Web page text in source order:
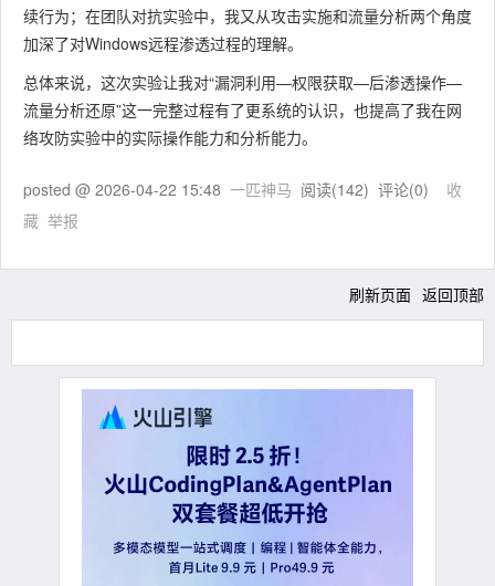
续行为；在团队对抗实验中，我又从攻击实施和流量分析两个角度
加深了对Windows远程渗透过程的理解。
总体来说，这次实验让我对“漏洞利用—权限获取—后渗透操作—
流量分析还原”这一完整过程有了更系统的认识，也提高了我在网
络攻防实验中的实际操作能力和分析能力。
posted @ 2026-04-22 15:48 一匹神马 阅读(142) 评论(0) 收
藏 举报
刷新页面 返回顶部